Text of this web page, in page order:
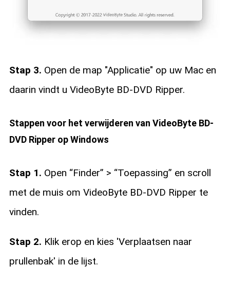
Stap 3. Open de map "Applicatie" op uw Mac en
daarin vindt u VideoByte BD-DVD Ripper.
Stappen voor het verwijderen van VideoByte BD-
DVD Ripper op Windows
Stap 1. Open “Finder” > “Toepassing” en scroll
met de muis om VideoByte BD-DVD Ripper te
vinden.
Stap 2. Klik erop en kies 'Verplaatsen naar
prullenbak' in de lijst.